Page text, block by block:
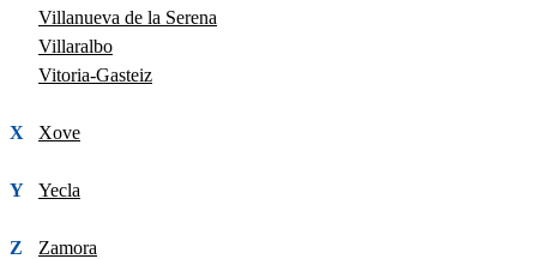
Villanueva de la Serena
Villaralbo
Vitoria-Gasteiz
X Xove
Y Yecla
Z
Zamora